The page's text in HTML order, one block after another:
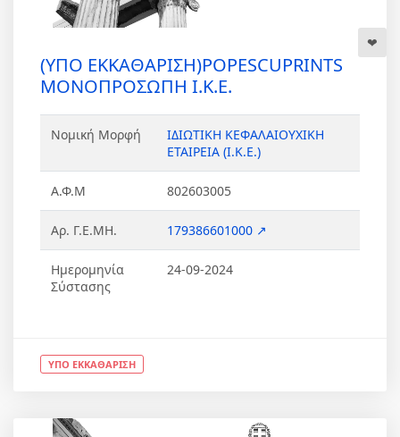
(ΥΠΟ ΕΚΚΑΘΑΡΙΣΗ)POPESCUPRINTS
ΜΟΝΟΠΡΟΣΩΠΗ Ι.Κ.Ε.
Νομική Μορφή
ΙΔΙΩΤΙΚΗ ΚΕΦΑΛΑΙΟΥΧΙΚΗ
ΕΤΑΙΡΕΙΑ (Ι.Κ.Ε.)
Α.Φ.Μ 802603005
Αρ. Γ.Ε.ΜΗ. 179386601000 ↗
Ημερομηνία
Σύστασης
24-09-2024
ΥΠΟ ΕΚΚΑΘΑΡΙΣΗ